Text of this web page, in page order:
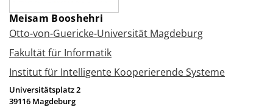
Meisam Booshehri
Otto-von-Guericke-Universität Magdeburg
Fakultät für Informatik
Institut für Intelligente Kooperierende Systeme
Universitätsplatz 2
39116 Magdeburg